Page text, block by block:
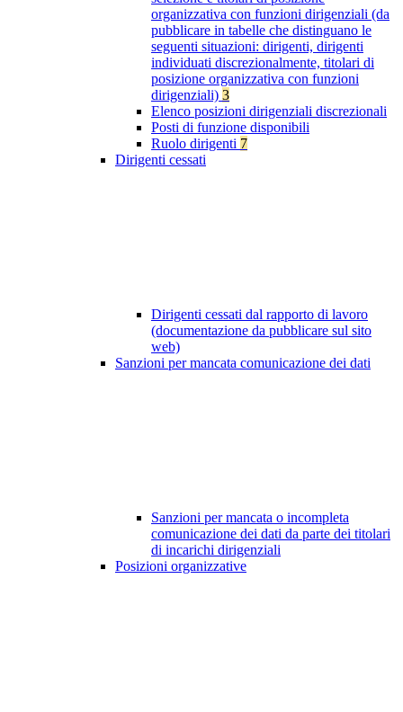
organizzativa con funzioni dirigenziali (da
pubblicare in tabelle che distinguano le
seguenti situazioni: dirigenti, dirigenti
individuati discrezionalmente, titolari di
posizione organizzativa con funzioni
dirigenziali) 3
Elenco posizioni dirigenziali discrezionali
Posti di funzione disponibili
Ruolo dirigenti 7
Dirigenti cessati
Dirigenti cessati dal rapporto di lavoro
(documentazione da pubblicare sul sito
web)
Sanzioni per mancata comunicazione dei dati
Sanzioni per mancata o incompleta
comunicazione dei dati da parte dei titolari
di incarichi dirigenziali
Posizioni organizzative